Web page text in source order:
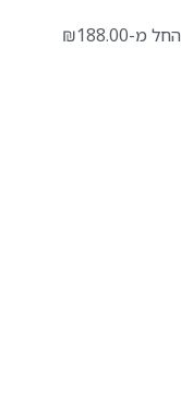
החל מ- ₪188.00